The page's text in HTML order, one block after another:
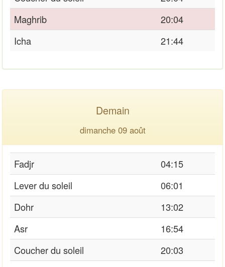
Maghrib
20:04
Icha
21:44
Demain
dimanche 09 août
Fadjr
04:15
Lever du soleil
06:01
Dohr
13:02
Asr
16:54
Coucher du soleil
20:03